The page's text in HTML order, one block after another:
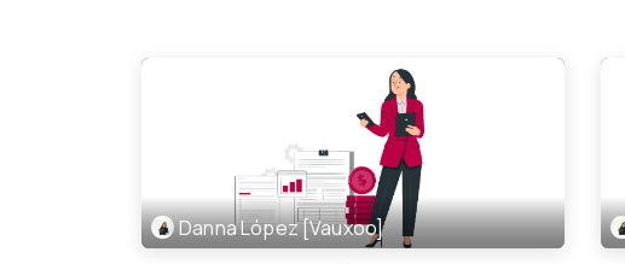
Danna López [Vauxoo]